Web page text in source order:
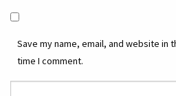
Save my name, email, and website in
time I comment.